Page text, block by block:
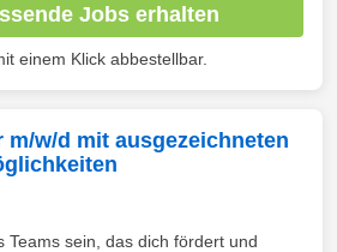
Jobs erhalten
einem Klick abbestellbar.
w/d mit ausgezeichneten
Teams sein, das dich fördert und